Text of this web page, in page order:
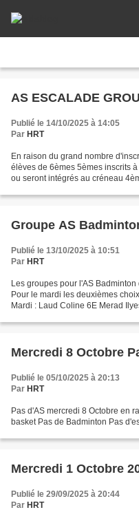
AS ESCALADE
Publié le 14/10/2025 à 14:05
Par HRT
En raison du grand nombre
élèves de 6èmes 5èmes inscrits
ou seront intégrés au créneau
Groupe AS
Publié le 13/10/2025 à 10:51
Par HRT
Les groupes pour l'AS
Pour le mardi les deuxièmes
Mardi : Laud Coline 6E Merad
Publié le 05/10/2025 à 20:13
Par HRT
Pas d'AS mercredi 8 Octobre en
basket Pas de Badminton Pas
Mercredi 1 Octobre
Publié le 29/09/2025 à 20:44
Par HRT